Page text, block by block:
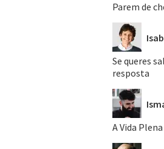
Parem de
Se queres
resposta
A Vida Plena